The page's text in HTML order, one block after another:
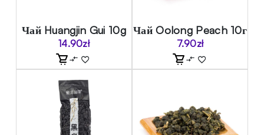
Чай Huangjin Gui 10g
14.90zł
Чай Oolong Peach 10г
7.90zł